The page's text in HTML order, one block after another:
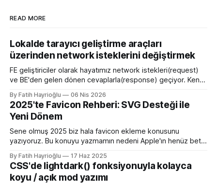
READ MORE
Lokalde tarayıcı geliştirme araçları
üzerinden network isteklerini değiştirmek
FE geliştiriciler olarak hayatımız network istekleri(request)
ve BE'den gelen dönen cevaplarla(response) geçiyor. Kendi
olduğunda mock server kurmak veya çeşitli kütüphanelerle
bu işi yapıyordum. Mock işini tarayıcı üzerinden yapmaya
başlayalı çok rahatladım. Süper kolaylık sağlayan bir özellik.
Genel kullanım alanları * BE
By Fatih Hayrioğlu 06 Nis 2026
2025'te Favicon Rehberi: SVG Desteği ile
Yeni Dönem
Sene olmuş 2025 biz hala favicon ekleme konusunu
yazıyoruz. Bu konuyu yazmamın nedeni Apple'ın henüz beta
oluşu. Bu vesileyle bilgileri tazelemekte fayda var. favicon,
web sitelerinin tarayıcının sayfa, sekme ve yerimi kısmında
gösterilen küçük simgelerdir. Aslında favori ikon dosyaları
By Fatih Hayrioğlu 17 Haz 2025
CSS'de lightdark() fonksiyonuyla kolayca
koyu / açık mod yazımı